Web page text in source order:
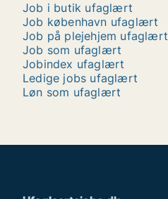
Job i butik ufaglært
Job københavn ufaglært
Job på plejehjem ufaglært
Job som ufaglært
Jobindex ufaglært
Ledige jobs ufaglært
Løn som ufaglært